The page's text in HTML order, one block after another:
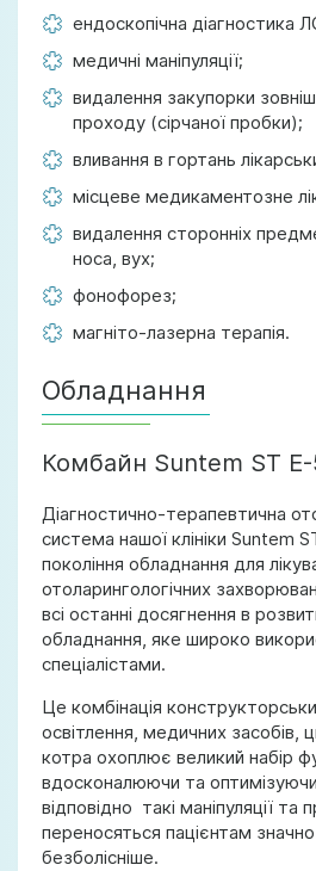
ендоскопічна діагностика
медичні маніпуляції;
видалення закупорки
проходу (сірчаної пробки);
вливання в гортань
місцеве медикаментозне
видалення сторонніх
носа, вух;
фонофорез;
магніто-лазерна терапія.
Обладнання
Комбайн Suntem ST
Діагностично-терапевтична
система нашої клініки Suntem
покоління обладнання для
отоларингологічних
всі останні досягнення в
обладнання, яке широко
спеціалістами.
Це комбінація
освітлення, медичних засобів,
котра охоплює великий набір
вдосконалюючи та оптимізуючи
відповідно такі маніпуляції та
переносяться пацієнтам
безболісніше.